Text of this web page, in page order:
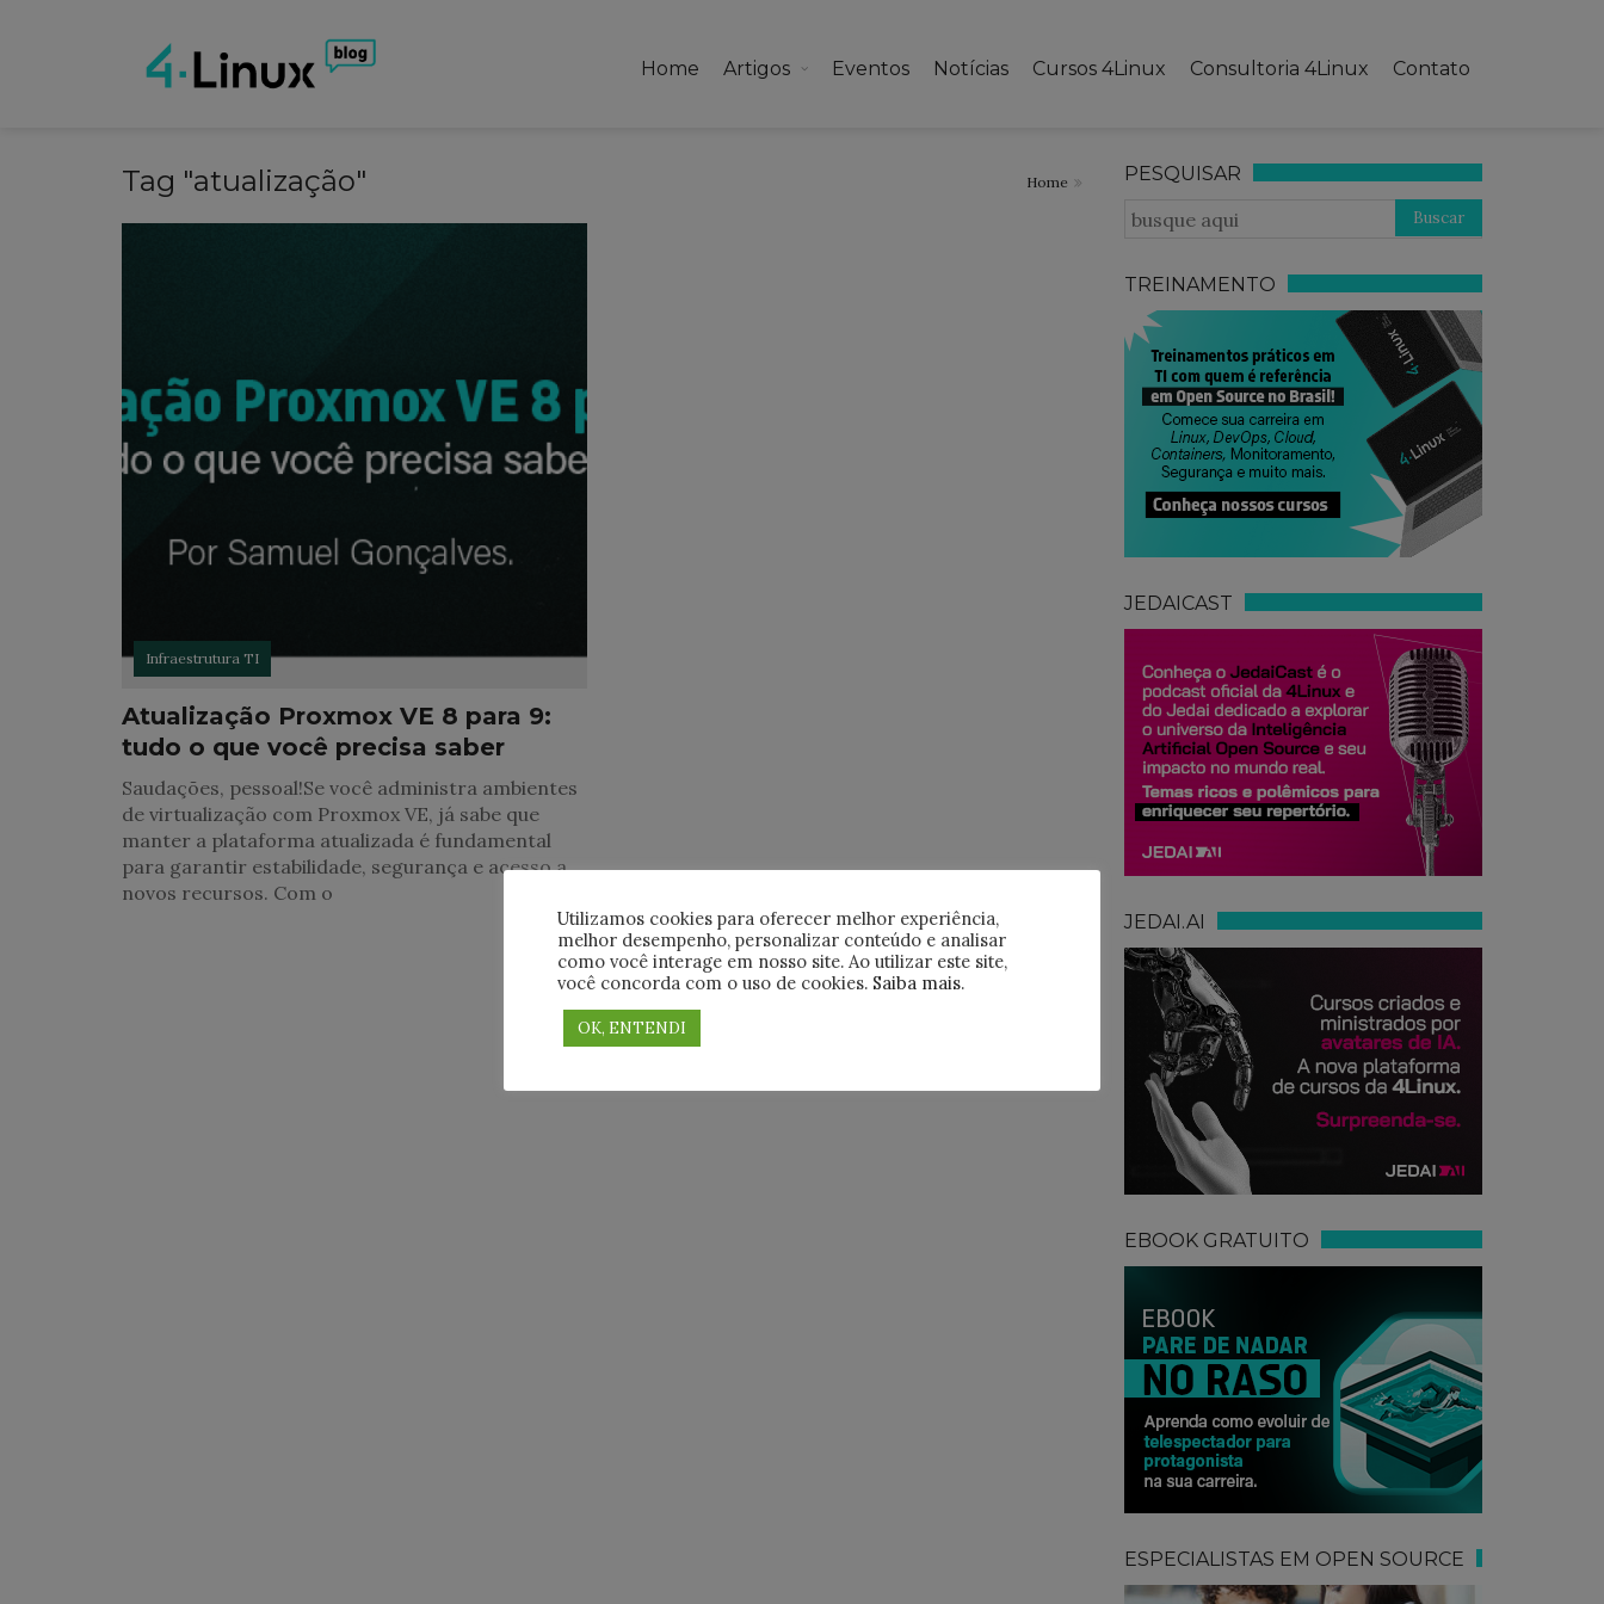
Home Artigos Eventos Notícias Cursos 4Linux Consultoria 4Linux Contato
Tag "atualização" Home
Infraestrutura TI
Atualização Proxmox VE 8 para 9:
tudo o que você precisa saber
Saudações, pessoal!Se você administra ambientes
de virtualização com Proxmox VE, já sabe que
manter a plataforma atualizada é fundamental
para garantir estabilidade, segurança e acesso a
novos recursos. Com o
PESQUISAR
TREINAMENTO
JEDAICAST
JEDAI.AI
EBOOK GRATUITO
ESPECIALISTAS EM OPEN SOURCE
Utilizamos cookies para oferecer melhor experiência,
melhor desempenho, personalizar conteúdo e analisar
como você interage em nosso site. Ao utilizar este site,
você concorda com o uso de cookies. Saiba mais.
OK, ENTENDI